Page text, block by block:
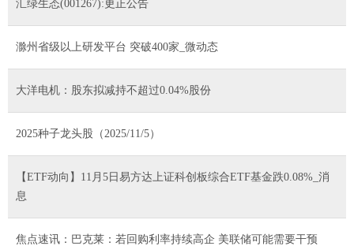
汇绿生态(001267):更正公告
滁州省级以上研发平台 突破400家_微动态
大洋电机：股东拟减持不超过0.04%股份
2025种子龙头股（2025/11/5）
【ETF动向】11月5日易方达上证科创板综合ETF基金跌0.08%_消
息
焦点速讯：巴克莱：若回购利率持续高企 美联储可能需要干预